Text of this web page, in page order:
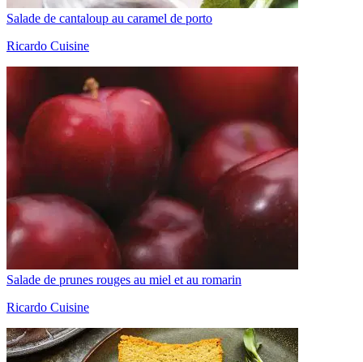
Salade de cantaloup au caramel de porto
Ricardo Cuisine
Salade de prunes rouges au miel et au romarin
Ricardo Cuisine